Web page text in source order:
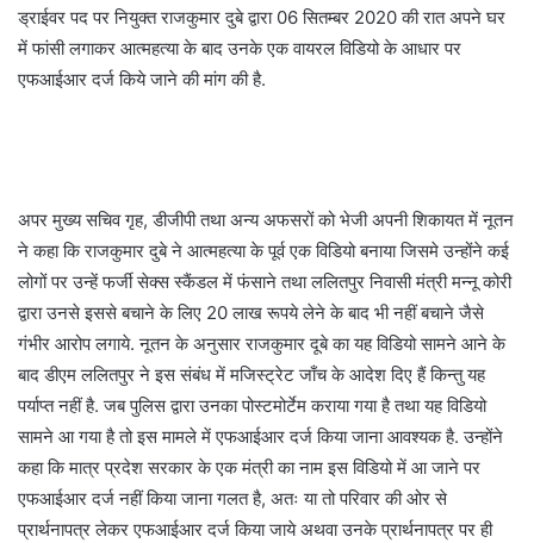
ड्राईवर पद पर नियुक्त राजकुमार दुबे द्वारा 06 सितम्बर 2020 की रात अपने घर
में फांसी लगाकर आत्महत्या के बाद उनके एक वायरल विडियो के आधार पर
एफआईआर दर्ज किये जाने की मांग की है.
अपर मुख्य सचिव गृह, डीजीपी तथा अन्य अफसरों को भेजी अपनी शिकायत में नूतन
ने कहा कि राजकुमार दुबे ने आत्महत्या के पूर्व एक विडियो बनाया जिसमे उन्होंने कई
लोगों पर उन्हें फर्जी सेक्स स्कैंडल में फंसाने तथा ललितपुर निवासी मंत्री मन्नू कोरी
द्वारा उनसे इससे बचाने के लिए 20 लाख रूपये लेने के बाद भी नहीं बचाने जैसे
गंभीर आरोप लगाये. नूतन के अनुसार राजकुमार दूबे का यह विडियो सामने आने के
बाद डीएम ललितपुर ने इस संबंध में मजिस्ट्रेट जाँच के आदेश दिए हैं किन्तु यह
पर्याप्त नहीं है. जब पुलिस द्वारा उनका पोस्टमोर्टेम कराया गया है तथा यह विडियो
सामने आ गया है तो इस मामले में एफआईआर दर्ज किया जाना आवश्यक है. उन्होंने
कहा कि मात्र प्रदेश सरकार के एक मंत्री का नाम इस विडियो में आ जाने पर
एफआईआर दर्ज नहीं किया जाना गलत है, अतः या तो परिवार की ओर से
प्रार्थनापत्र लेकर एफआईआर दर्ज किया जाये अथवा उनके प्रार्थनापत्र पर ही